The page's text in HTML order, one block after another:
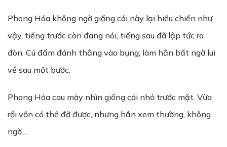
Phong Hóa không ngờ giống cái này lại hiếu chiến như
vậy, tiếng trước còn đang nói, tiếng sau đã lập tức ra
đòn. Cú đấm đánh thẳng vào bụng, làm hắn bất ngờ lui
về sau một bước.
Phong Hóa cau mày nhìn giống cái nhỏ trước mặt. Vừa
rồi vốn có thể đỡ được, nhưng hắn xem thường, không
ngờ….